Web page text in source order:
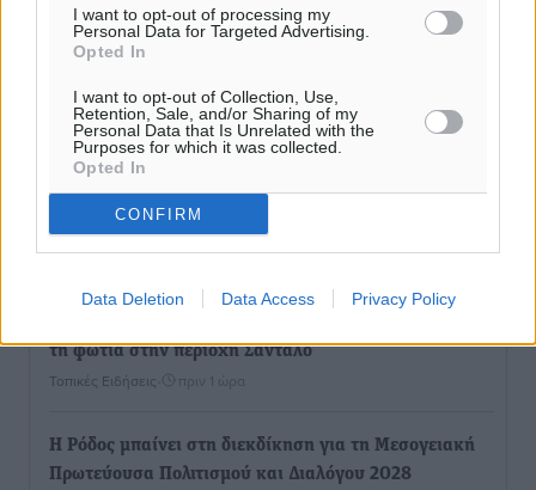
I want to opt-out of processing my
Personal Data for Targeted Advertising.
Opted In
I want to opt-out of Collection, Use,
Retention, Sale, and/or Sharing of my
Personal Data that Is Unrelated with the
Purposes for which it was collected.
Opted In
CONFIRM
Data Deletion Data Access Privacy Policy
Ειδήσεις• πριν 57 λεπτά
Βρεφονηπιακός Σταθμός Κάσου
Τοπικές Ειδήσεις• πριν 58 λεπτά
Ακρίβεια: Σημαντικές οι διατακτικές σίτισης για 3
στους 4 εργαζομένους
Ειδήσεις• πριν 1 ώρα
τη φωτιά στην περιοχή Σάνταλο
Τοπικές Ειδήσεις πριν 1 ώρα
Η Ρόδος μπαίνει στη διεκδίκηση για τη Μεσογειακή
Πρωτεύουσα Πολιτισμού και Διαλόγου 2028